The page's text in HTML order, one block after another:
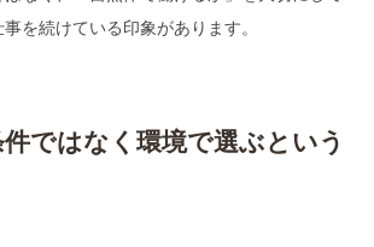
を続けている印象があります。
ではなく環境で選ぶという